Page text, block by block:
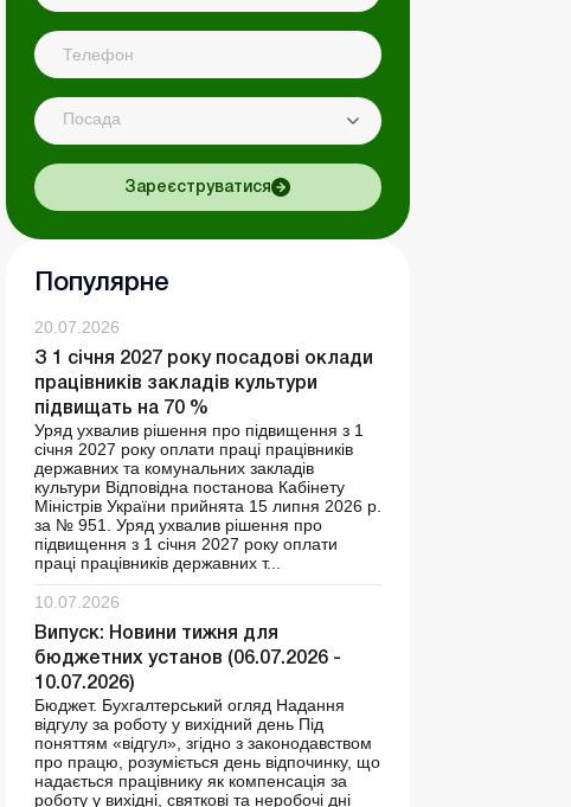
Посада
Зареєструватися
Популярне
20.07.2026
З 1 січня 2027 року посадові оклади
працівників закладів культури
підвищать на 70 %
Уряд ухвалив рішення про підвищення з 1
січня 2027 року оплати праці працівників
державних та комунальних закладів
культури Відповідна постанова Кабінету
Міністрів України прийнята 15 липня 2026 р.
за № 951. Уряд ухвалив рішення про
підвищення з 1 січня 2027 року оплати
праці працівників державних т...
10.07.2026
Випуск: Новини тижня для
бюджетних установ (06.07.2026 -
10.07.2026)
Бюджет. Бухгалтерський огляд Надання
відгулу за роботу у вихідний день Під
поняттям «відгул», згідно з законодавством
про працю, розуміється день відпочинку, що
надається працівнику як компенсація за
роботу у вихідні, святкові та неробочі дні